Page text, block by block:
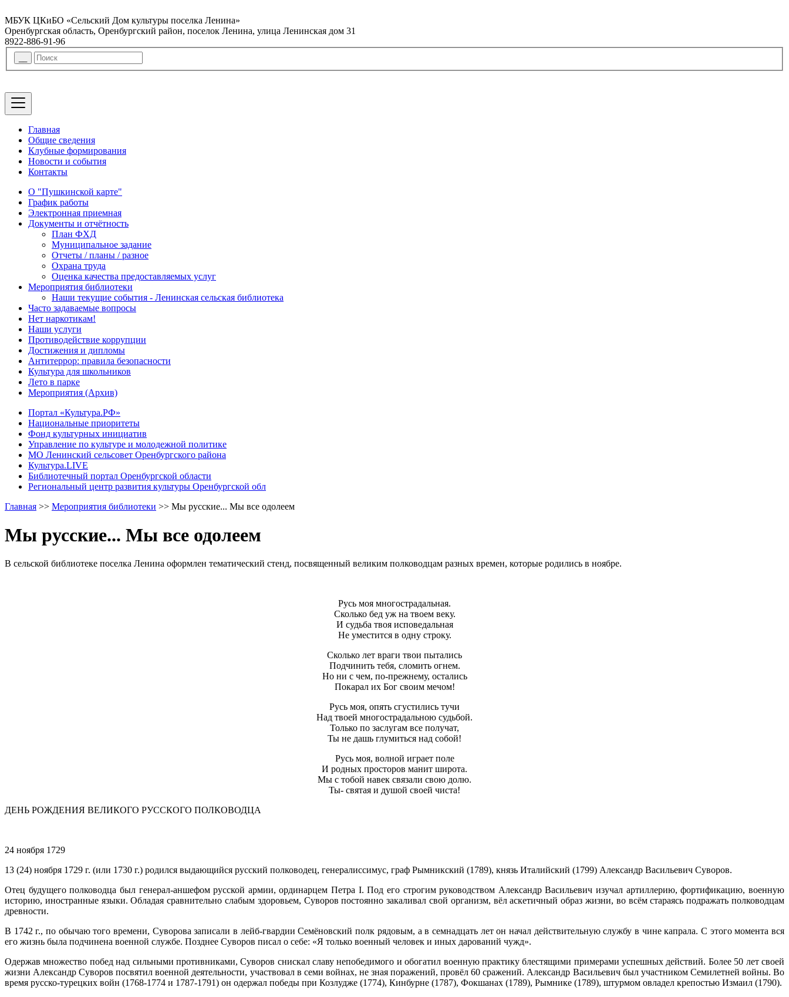
МБУК ЦКиБО «Сельский Дом культуры поселка Ленина»
Оренбургская область, Оренбургский район, поселок Ленина, улица Ленинская дом 31
8922-886-91-96
Главная
Общие сведения
Клубные формирования
Новости и события
Контакты
О "Пушкинской карте"
График работы
Электронная приемная
Документы и отчётность
План ФХД
Муниципальное задание
Отчеты / планы / разное
Охрана труда
Оценка качества предоставляемых услуг
Мероприятия библиотеки
Наши текущие события - Ленинская сельская библиотека
Часто задаваемые вопросы
Нет наркотикам!
Наши услуги
Противодействие коррупции
Достижения и дипломы
Антитеррор: правила безопасности
Культура для школьников
Лето в парке
Мероприятия (Архив)
Портал «Культура.РФ»
Национальные приоритеты
Фонд культурных инициатив
Управление по культуре и молодежной политике
МО Ленинский сельсовет Оренбургского района
Культура.LIVE
Библиотечный портал Оренбургской области
Региональный центр развития культуры Оренбургской обл
Главная >> Мероприятия библиотеки >> Мы русские... Мы все одолеем
Мы русские... Мы все одолеем
В сельской библиотеке поселка Ленина оформлен тематический стенд, посвященный великим полководцам разных времен, которые родились в ноябре.
Русь моя многострадальная.
Сколько бед уж на твоем веку.
И судьба твоя исповедальная
Не уместится в одну строку.
Сколько лет враги твои пытались
Подчинить тебя, сломить огнем.
Но ни с чем, по-прежнему, остались
Покарал их Бог своим мечом!
Русь моя, опять сгустились тучи
Над твоей многострадальною судьбой.
Только по заслугам все получат,
Ты не дашь глумиться над собой!
Русь моя, волной играет поле
И родных просторов манит широта.
Мы с тобой навек связали свою долю.
Ты- святая и душой своей чиста!
ДЕНЬ РОЖДЕНИЯ ВЕЛИКОГО РУССКОГО ПОЛКОВОДЦА
24 ноября 1729
13 (24) ноября 1729 г. (или 1730 г.) родился выдающийся русский полководец, генералиссимус, граф Рымникский (1789), князь Италийский (1799) Александр Васильевич Суворов.
Отец будущего полководца был генерал-аншефом русской армии, ординарцем Петра I. Под его строгим руководством Александр Васильевич изучал артиллерию, фортификацию, военную
историю, иностранные языки. Обладая сравнительно слабым здоровьем, Суворов постоянно закаливал свой организм, вёл аскетичный образ жизни, во всём стараясь подражать полководцам
древности.
В 1742 г., по обычаю того времени, Суворова записали в лейб-гвардии Семёновский полк рядовым, а в семнадцать лет он начал действительную службу в чине капрала. С этого момента вся
его жизнь была подчинена военной службе. Позднее Суворов писал о себе: «Я только военный человек и иных дарований чужд».
Одержав множество побед над сильными противниками, Суворов снискал славу непобедимого и обогатил военную практику блестящими примерами успешных действий. Более 50 лет своей
жизни Александр Суворов посвятил военной деятельности, участвовал в семи войнах, не зная поражений, провёл 60 сражений. Александр Васильевич был участником Семилетней войны. Во
время русско-турецких войн (1768-1774 и 1787-1791) он одержал победы при Козлудже (1774), Кинбурне (1787), Фокшанах (1789), Рымнике (1789), штурмом овладел крепостью Измаил (1790).